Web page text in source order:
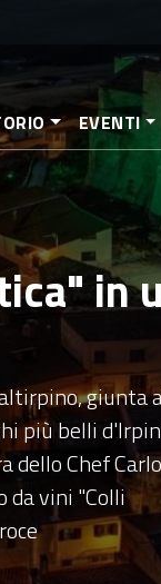
principal
EVENTI
in
giunta
più belli
dello Chef Carlo
vini "Colli